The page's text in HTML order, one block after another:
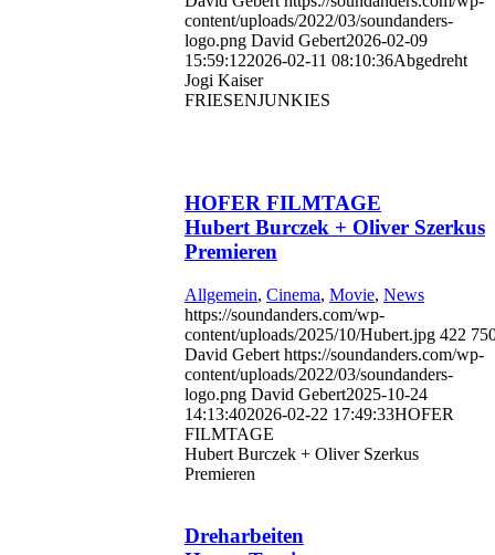
content/uploads/2022/03/soundanders-
logo.png David Gebert2026-02-09
15:59:122026-02-11 08:10:36Abgedreht
Jogi Kaiser
FRIESENJUNKIES
HOFER FILMTAGE
Hubert Burczek + Oliver Szerkus
Premieren
Allgemein, Cinema, Movie, News
https://soundanders.com/wp-
content/uploads/2025/10/Hubert.jpg 422
David Gebert https://soundanders.com/wp-
content/uploads/2022/03/soundanders-
logo.png David Gebert2025-10-24
14:13:402026-02-22 17:49:33HOFER
FILMTAGE
Hubert Burczek + Oliver Szerkus
Premieren
Dreharbeiten